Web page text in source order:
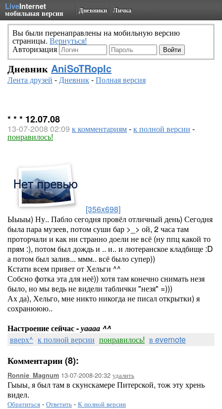
LiveInternet
мобильная версия Дневники Личка
Вы были перенаправлены на мобильную версию
страницы. Вернуться!
Авторизация
Дневник AniSoTRopIc
Лента друзей -Дневник-Полная версия
* * * 12.07.08
13-07-2008 02:09 к комментариям-к полной версии -
понравилось!
[356x698]
Ыыыы) Ну.. Пабло сегодня провёл отличный день) Сегодня
была пара музеев, потом суши бар >_> ой, 2 часа там
проторчали и как ни странно доели не всё (ну ппц какой то
прям :), потом был дождь и .. и.. и лютеранское кладбище :D
а потом был залив... ммм.. всё было супер))
Кстати всем привет от Хельги ^^
Собсно фотка эта для неё)) хотя там конечно снимать незя
было, но мы ведь не видели таблички "незя" =)))
Ах да), Хельго, мне никто никогда не писал открытки) я
сохранююю..
Настроение сейчас -уаааа ^^
вверх^ к полной версии понравилось! в evernote
Комментарии (8):
Ronnie_Magnum 13-07-2008-20:32 удалить
Гыыы, я был там в скунскамере Питерской, тож эту хрень
видел.
Обратиться - Ответить - К полной версии